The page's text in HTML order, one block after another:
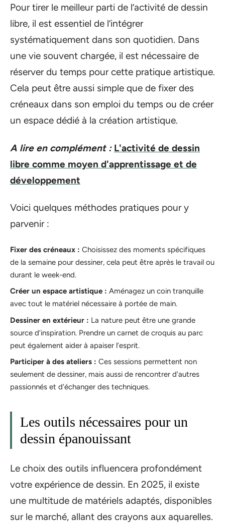
Pour tirer le meilleur parti de l’activité de dessin
libre, il est essentiel de l’intégrer
systématiquement dans son quotidien. Dans
une vie souvent chargée, il est nécessaire de
réserver du temps pour cette pratique artistique.
Cela peut être aussi simple que de fixer des
créneaux dans son emploi du temps ou de créer
un espace dédié à la création artistique.
A lire en complément : L'activité de dessin
libre comme moyen d'apprentissage et de
développement
Voici quelques méthodes pratiques pour y
parvenir :
Fixer des créneaux : Choisissez des moments spécifiques
de la semaine pour dessiner, cela peut être après le travail ou
durant le week-end.
Créer un espace artistique : Aménagez un coin tranquille
avec tout le matériel nécessaire à portée de main.
Dessiner en extérieur : La nature peut être une grande
source d’inspiration. Prendre un carnet de croquis au parc
peut également aider à apaiser l’esprit.
Participer à des ateliers : Ces sessions permettent non
seulement de dessiner, mais aussi de rencontrer d’autres
passionnés et d’échanger des techniques.
Les outils nécessaires pour un
dessin épanouissant
Le choix des outils influencera profondément
votre expérience de dessin. En 2025, il existe
une multitude de matériels adaptés, disponibles
sur le marché, allant des crayons aux aquarelles.